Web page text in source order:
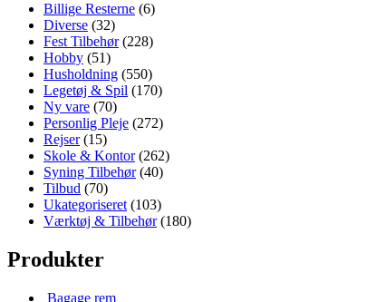
Billige Resterne (6)
Diverse (32)
Fest Tilbehør (228)
Hobby (51)
Husholdning (550)
Legetøj & Spil (170)
Ny vare (70)
Personlig Pleje (272)
Rejser (15)
Skole & Kontor (262)
Syning Tilbehør (40)
Tilbud (70)
Ukategoriseret (103)
Værktøj & Tilbehør (180)
Produkter
Bagage rem